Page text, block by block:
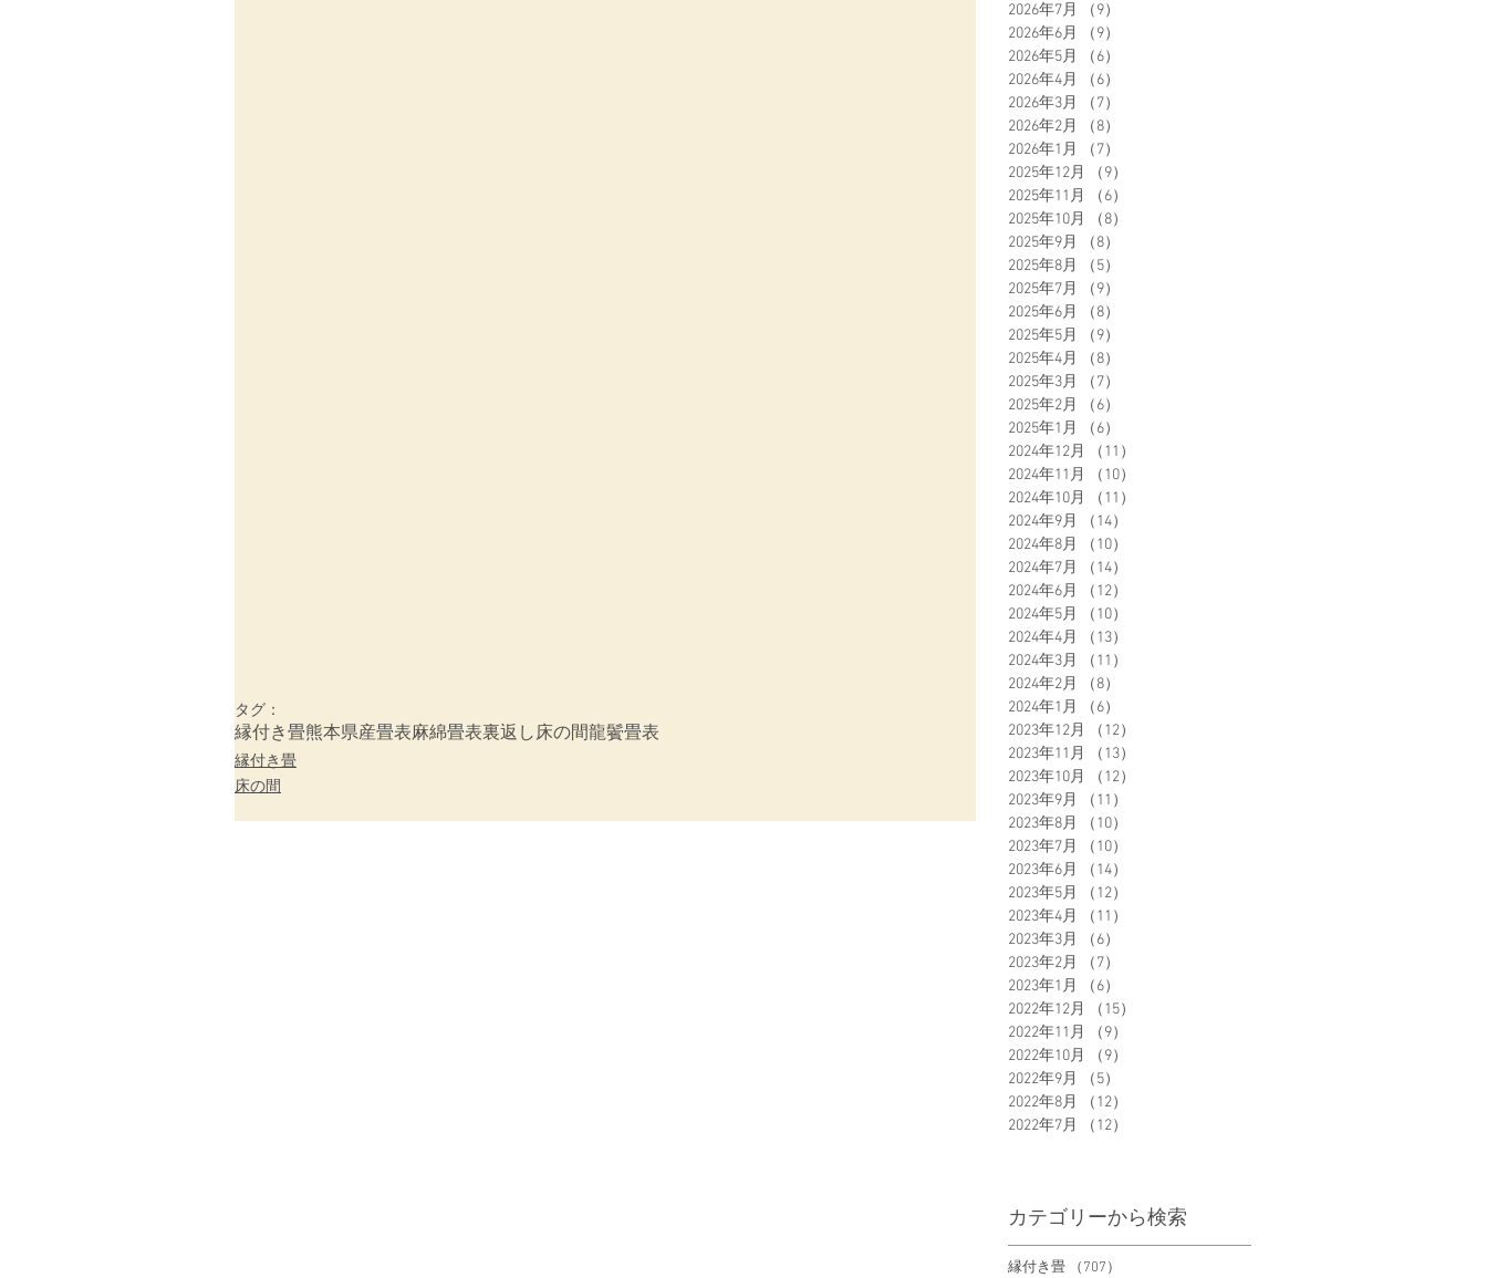
タグ：
縁付き畳熊本県産畳表麻綿畳表裏返し床の間龍鬢畳表
縁付き畳
床の間
2026年7月
（9）
2026年6月
（9）
2026年5月
（6）
2026年4月
（6）
2026年3月
（7）
2026年2月
（8）
2026年1月
（7）
2025年12月
（9）
2025年11月
（6）
2025年10月
（8）
2025年9月
（8）
2025年8月
（5）
2025年7月
（9）
2025年6月
（8）
2025年5月
（9）
2025年4月
（8）
2025年3月
（7）
2025年2月
（6）
2025年1月
（6）
2024年12月
（11）
2024年11月
（10）
2024年10月
（11）
2024年9月
（14）
2024年8月
（10）
2024年7月
（14）
2024年6月
（12）
2024年5月
（10）
2024年4月
（13）
2024年3月
（11）
2024年2月
（8）
2024年1月
（6）
2023年12月
（12）
2023年11月
（13）
2023年10月
（12）
2023年9月
（11）
2023年8月
（10）
2023年7月
（10）
2023年6月
（14）
2023年5月
（12）
2023年4月
（11）
2023年3月
（6）
2023年2月
（7）
2023年1月
（6）
2022年12月
（15）
2022年11月
（9）
2022年10月
（9）
2022年9月
（5）
2022年8月
（12）
2022年7月
（12）
カテゴリーから検索
縁付き畳 （707）